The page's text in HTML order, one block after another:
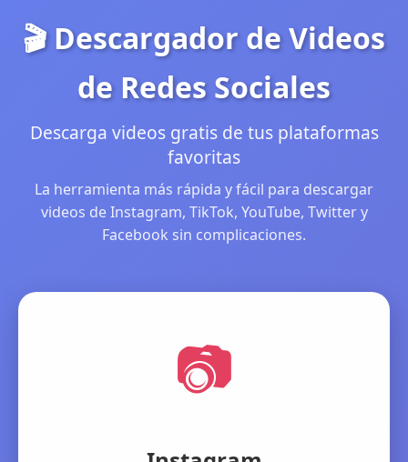
🎬 Descargador de Videos
de Redes Sociales
Descarga videos gratis de tus plataformas
favoritas
La herramienta más rápida y fácil para descargar
videos de Instagram, TikTok, YouTube, Twitter y
Facebook sin complicaciones.
📷